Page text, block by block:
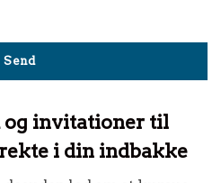
og invitationer til
i din indbakke